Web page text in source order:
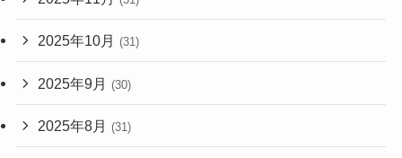
2025年10月 (31)
2025年9月 (30)
2025年8月 (31)